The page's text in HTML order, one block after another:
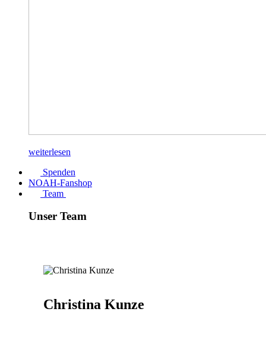
weiterlesen
Spenden
NOAH-Fanshop
Team
Unser Team
Christina Kunze